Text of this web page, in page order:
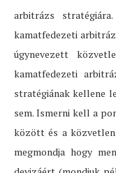
arbitrázs
kamatfedezeti
úgynevezett
kamatfedezeti
stratégiának kellene
sem. Ismerni kell a
között és a
megmondja hogy